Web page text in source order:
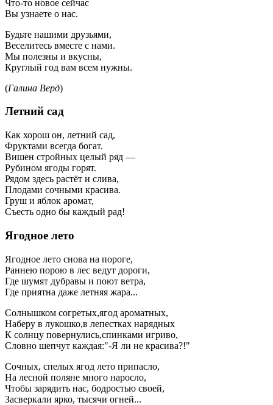
Что-то новое сейчас
Вы узнаете о нас.
Будьте нашими друзьями,
Веселитесь вместе с нами.
Мы полезны и вкусны,
Круглый год вам всем нужны.
(Галина Верд)
Летний сад
Как хорош он, летний сад,
Фруктами всегда богат.
Вишен стройных целый ряд —
Рубином ягоды горят.
Рядом здесь растёт и слива,
Плодами сочными красива.
Груш и яблок аромат,
Съесть одно бы каждый рад!
Ягодное лето
Ягодное лето снова на пороге,
Раннею порою в лес ведут дороги,
Где шумят дубравы и поют ветра,
Где приятна даже летняя жара...
Солнышком согретых,ягод ароматных,
Наберу в лукошко,в лепестках нарядных
К солнцу повернулись,спинками игриво,
Словно шепчут каждая:"-Я ли не красива?!"
Сочных, спелых ягод лето припасло,
На лесной поляне много наросло,
Чтобы зарядить нас, бодростью своей,
Засверкали ярко, тысячи огней...